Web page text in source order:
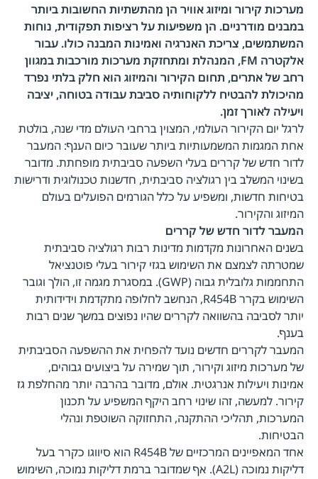
מערכות קירור ומיזוג אוויר הן מהתשתיות החשובות ביותר
במבנים מודרניים. הן משפיעות על רציפות תפקודית, נוחות
המשתמשים, צריכת האנרגיה ואמינות המבנה כולו. עבור
אלקטרה FM, המנהלת ומתחזקת מערכות מורכבות במגוון
רחב של אתרים, תחום הקירור והמיזוג הוא חלק בלתי נפרד
מהיכולת להבטיח ללקוחותיה סביבת עבודה בטוחה, יציבה
ויעילה לאורך זמן.
לרגל יום הקירור העולמי, המצוין ברחבי העולם מדי שנה, בולטת
אחת המגמות המשמעותיות ביותר שעובר כיום הענף: המעבר
לדור חדש של קררים בעלי השפעה סביבתית מופחתת. מדובר
בשינוי המשלב בין רגולציה סביבתית, חדשנות טכנולוגית ודרישות
בטיחות חדשות, ומשפיע על כלל הגורמים הפועלים בעולם
המיזוג והקירור.
המעבר לדור חדש של קררים
בשנים האחרונות מקדמות מדינות רבות רגולציה סביבתית
שמטרתה לצמצם את השימוש בגזי קירור בעלי פוטנציאל
התחממות גלובלית גבוה (GWP). במסגרת מגמה זו, הולך וגובר
השימוש בקרר R454B, הנחשב לחלופה מתקדמת וידידותית
יותר לסביבה בהשוואה לקררים שהיו נפוצים במשך שנים רבות
בענף.
המעבר לקררים חדשים נועד להפחית את ההשפעה הסביבתית
של מערכות מיזוג וקירור, תוך שמירה על ביצועים גבוהים,
אמינות ויעילות אנרגטית. אולם, מדובר בהרבה יותר מהחלפת גז
קירור. למעשה, זהו שינוי רחב היקף המשפיע על תכנון
המערכות, תהליכי ההתקנה, התחזוקה השוטפת ונהלי
הבטיחות.
אחד המאפיינים המרכזיים של R454B הוא סיווגו כקרר בעל
דליקות נמוכה (A2L). אף שמדובר ברמת דליקות נמוכה, השימוש